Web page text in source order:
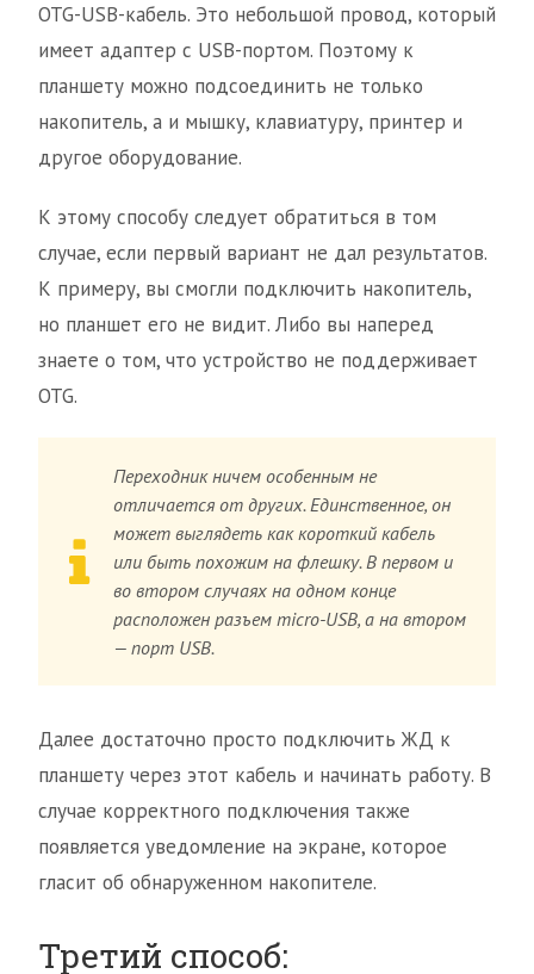
OTG-USB-кабель. Это небольшой провод, который
имеет адаптер с USB-портом. Поэтому к
планшету можно подсоединить не только
накопитель, а и мышку, клавиатуру, принтер и
другое оборудование.
К этому способу следует обратиться в том
случае, если первый вариант не дал результатов.
К примеру, вы смогли подключить накопитель,
но планшет его не видит. Либо вы наперед
знаете о том, что устройство не поддерживает
OTG.
Переходник ничем особенным не
отличается от других. Единственное, он
может выглядеть как короткий кабель
или быть похожим на флешку. В первом и
во втором случаях на одном конце
расположен разъем micro-USB, а на втором
— порт USB.
Далее достаточно просто подключить ЖД к
планшету через этот кабель и начинать работу. В
случае корректного подключения также
появляется уведомление на экране, которое
гласит об обнаруженном накопителе.
Третий способ: